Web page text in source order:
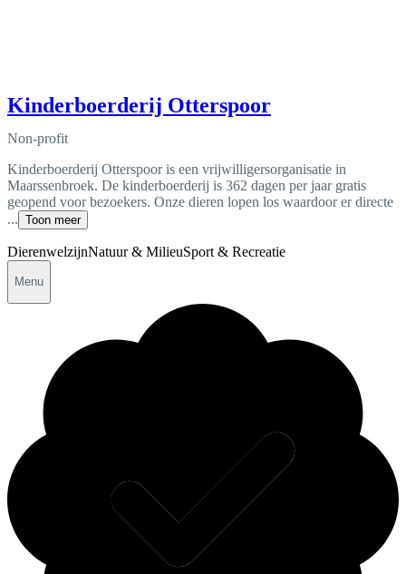
Kinderboerderij Otterspoor
Non-profit
Kinderboerderij Otterspoor is een vrijwilligersorganisatie in
Maarssenbroek. De kinderboerderij is 362 dagen per jaar gratis
geopend voor bezoekers. Onze dieren lopen los waardoor er directe
... Toon meer
DierenwelzijnNatuur & MilieuSport & Recreatie
Menu